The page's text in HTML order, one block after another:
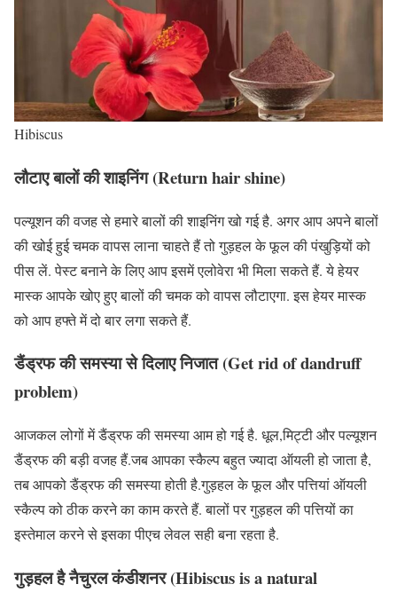
Hibiscus
लौटाए बालों की शाइनिंग (Return hair shine)
पल्यूशन की वजह से हमारे बालों की शाइनिंग खो गई है. अगर आप अपने बालों
की खोई हुई चमक वापस लाना चाहते हैं तो गुड़हल के फूल की पंखुड़ियों को
पीस लें. पेस्ट बनाने के लिए आप इसमें एलोवेरा भी मिला सकते हैं. ये हेयर
मास्क आपके खोए हुए बालों की चमक को वापस लौटाएगा. इस हेयर मास्क
को आप हफ्ते में दो बार लगा सकते हैं.
डैंड्रफ की समस्या से दिलाए निजात (Get rid of dandruff
problem)
आजकल लोगों में डैंड्रफ की समस्या आम हो गई है. धूल,मिट्टी और पल्यूशन
डैंड्रफ की बड़ी वजह हैं.जब आपका स्कैल्प बहुत ज्यादा ऑयली हो जाता है,
तब आपको डैंड्रफ की समस्या होती है.गुड़हल के फूल और पत्तियां ऑयली
स्कैल्प को ठीक करने का काम करते हैं. बालों पर गुड़हल की पत्तियों का
इस्तेमाल करने से इसका पीएच लेवल सही बना रहता है.
गुड़हल है नैचुरल कंडीशनर (Hibiscus is a natural